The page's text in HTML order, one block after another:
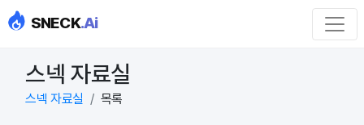
SNECK.Ai
스넥 자료실
스넥 자료실 목록